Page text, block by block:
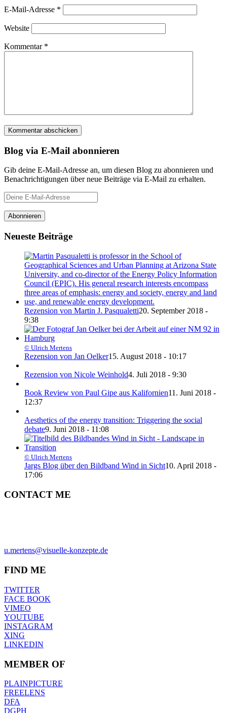
E-Mail-Adresse *
Website
Kommentar *
Blog via E-Mail abonnieren
Gib deine E-Mail-Adresse an, um diesen Blog zu abonnieren und
Benachrichtigungen über neue Beiträge via E-Mail zu erhalten.
Deine
E-
Mail-
Adresse
Abonnieren
Neueste Beiträge
Rezension von Martin J. Pasqualetti20. September 2018 -
9:38
© Ulrich Mertens
Rezension von Jan Oelker15. August 2018 - 10:17
Rezension von Nicole Weinhold4. Juli 2018 - 9:30
Book Review von Paul Gipe aus Kalifornien11. Juni 2018 -
12:37
Aesthetics of the energy transition: Triggering the social
debate9. Juni 2018 - 11:08
© Ulrich Mertens
Jargs Blog über den Bildband Wind in Sicht10. April 2018 -
17:06
CONTACT ME
u.mertens@visuelle-konzepte.de
FIND ME
TWITTER
FACE BOOK
VIMEO
YOUTUBE
INSTAGRAM
XING
LINKEDIN
MEMBER OF
PLAINPICTURE
FREELENS
DFA
DGPH